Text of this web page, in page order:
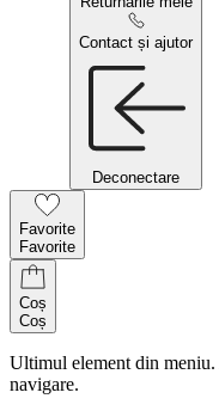
Contact și ajutor
Deconectare
Favorite
Favorite
Coș
Coș
Ultimul element din meniu.
navigare.